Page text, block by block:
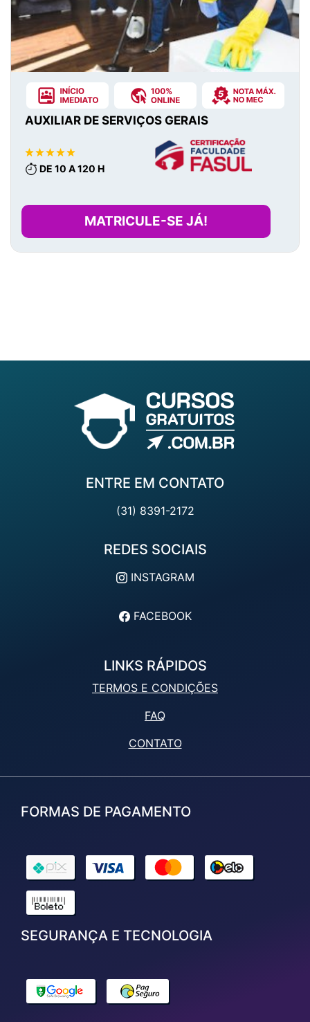
AUXILIAR DE SERVIÇOS GERAIS
DE 10 A 120 H
MATRICULE-SE JÁ!
ENTRE EM CONTATO
(31) 8391-2172
REDES SOCIAIS
INSTAGRAM
FACEBOOK
LINKS RÁPIDOS
TERMOS E CONDIÇÕES
FAQ
CONTATO
FORMAS DE PAGAMENTO
SEGURANÇA E TECNOLOGIA